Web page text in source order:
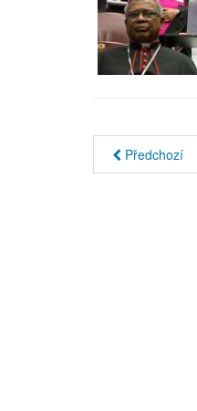
Předchozí